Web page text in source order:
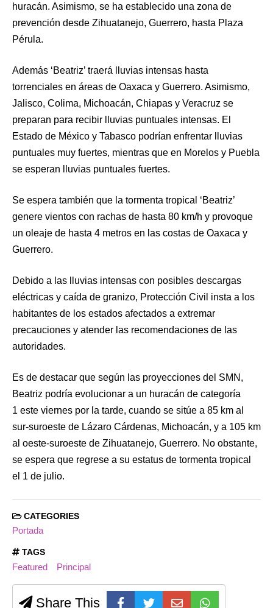
huracán. Asimismo, se ha establecido una zona de
prevención desde Zihuatanejo, Guerrero, hasta Plaza
Pérula.
Además ‘Beatriz’ traerá lluvias intensas hasta
torrenciales en áreas de Oaxaca y Guerrero. Asimismo,
Jalisco, Colima, Michoacán, Chiapas y Veracruz se
preparan para recibir lluvias puntuales intensas. El
Estado de México y Tabasco podrían enfrentar lluvias
puntuales muy fuertes, mientras que en Morelos y Puebla
se esperan lluvias puntuales fuertes.
Se espera también que la tormenta tropical ‘Beatriz’
genere vientos con rachas de hasta 80 km/h y provoque
un oleaje de hasta 4 metros en las costas de Oaxaca y
Guerrero.
Debido a las lluvias intensas con posibles descargas
eléctricas y caída de granizo, Protección Civil insta a los
habitantes de los estados afectados a extremar
precauciones y atender las recomendaciones de las
autoridades.
Es de destacar que según las proyecciones del SMN,
Beatriz podría evolucionar a un huracán de categoría
1 este viernes por la tarde, cuando se sitúe a 85 km al
sur-suroeste de Lázaro Cárdenas, Michoacán, y a 105 km
al oeste-suroeste de Zihuatanejo, Guerrero. No obstante,
se espera que regrese a su estatus de tormenta tropical
el 1 de julio.
CATEGORIES
Portada
TAGS
Featured Principal
Share This